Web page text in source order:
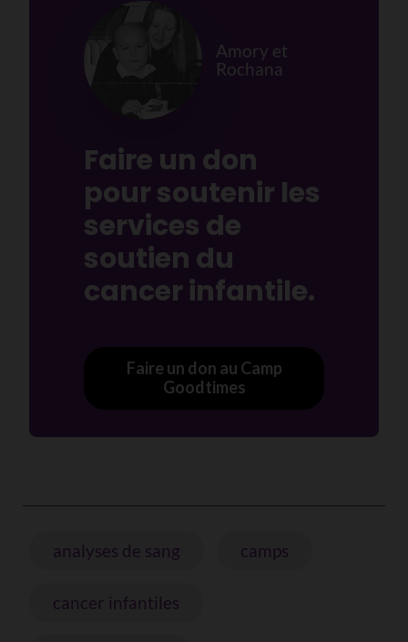
Amory et
Rochana
Faire un don
pour soutenir les
services de
soutien du
cancer infantile.
Faire un don au Camp
Goodtimes
analyses de sang camps
cancer infantiles